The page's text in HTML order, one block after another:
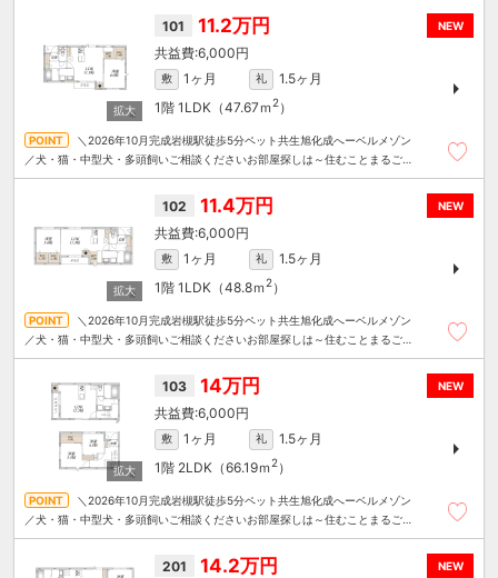
NEW
101 11.2万円
6,000円
敷 1ヶ月 礼
1.5ヶ月
1階 1LDK（47.67ｍ 2）
＼2026年10月完成岩槻駅徒歩5分ペット共生旭化成へーベルメゾン
／犬・猫・中型犬・多頭飼いご相談くださいお部屋探しは～住むことまるごと
NEW
102 11.4万円
6,000円
敷 1ヶ月 礼
1.5ヶ月
1階 1LDK（48.8ｍ 2）
＼2026年10月完成岩槻駅徒歩5分ペット共生旭化成へーベルメゾン
／犬・猫・中型犬・多頭飼いご相談くださいお部屋探しは～住むことまるごと
NEW
103 14万円
6,000円
敷 1ヶ月 礼
1.5ヶ月
1階 2LDK（66.19ｍ 2）
＼2026年10月完成岩槻駅徒歩5分ペット共生旭化成へーベルメゾン
／犬・猫・中型犬・多頭飼いご相談くださいお部屋探しは～住むことまるごと
NEW
201 14.2万円